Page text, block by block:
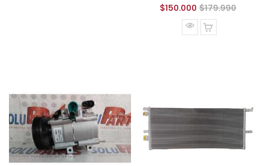
$150.000 Precio
normal
$179.990Precio